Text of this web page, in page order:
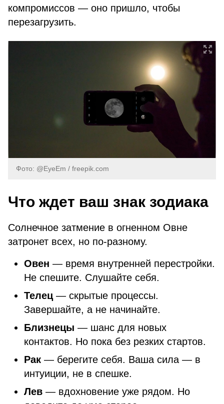
компромиссов — оно пришло, чтобы
перезагрузить.
Фото: @EyeEm / freepik.com
Что ждет ваш знак зодиака
Солнечное затмение в огненном Овне
затронет всех, но по-разному.
Овен — время внутренней перестройки.
Не спешите. Слушайте себя.
Телец— скрытые процессы.
Завершайте, а не начинайте.
Близнецы — шанс для новых
контактов. Но пока без резких стартов.
Рак — берегите себя. Ваша сила — в
интуиции, не в спешке.
Лев — вдохновение уже рядом. Но